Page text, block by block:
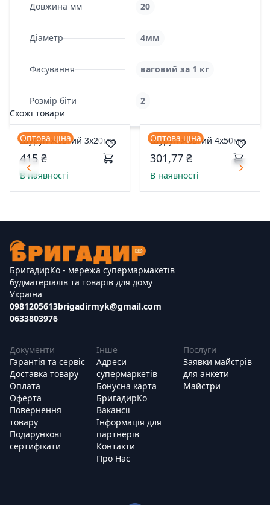
Довжина мм 20
Діаметр 4мм
Фасування ваговий за 1 кг
Розмір біти
2
Схожі товари
Оптова ціна
Шуруп жовтий 3х20мм
415 ₴
В наявності
Оптова ціна
Шуруп жовтий 4х50мм
301,77 ₴
В наявності
БригадирКо - мережа супермармакетів
будматеріалів та товарів для дому
Україна
0981205613
0633803976
brigadirmyk@gmail.com
Документи
Гарантія та сервіс
Доставка товару
Оплата
Оферта
Повернення
товару
Подарункові
сертифікати
Інше
Адреси
супермаркетів
Бонусна карта
БригадирКо
Вакансії
Інформація для
партнерів
Контакти
Про Нас
Послуги
Заявки майстрів
для анкети
Майстри